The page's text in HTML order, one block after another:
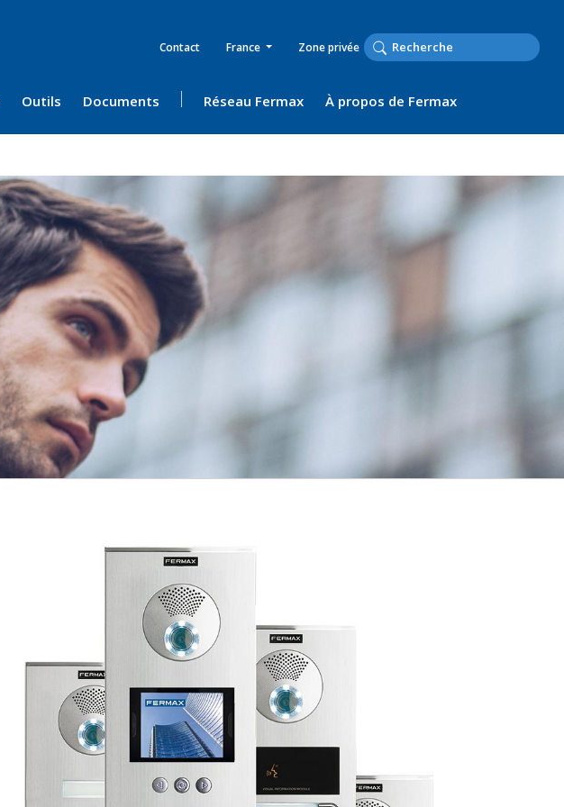
Contact France Zone privée
Outils Documents Réseau Fermax À propos de Fermax